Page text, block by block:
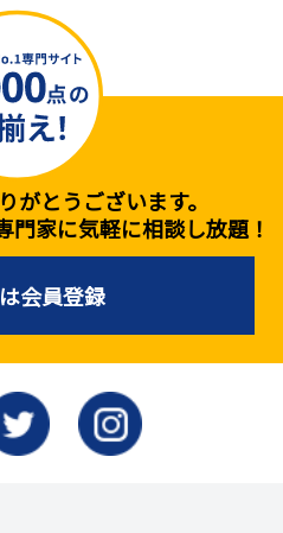
がとうございます。
門家に気軽に相談し放題！
会員登録